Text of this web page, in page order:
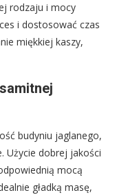
rodzaju i mocy
i dostosować czas
miękkiej kaszy,
budyniu jaglanego,
Użycie dobrej jakości
mocą
gładką masę,